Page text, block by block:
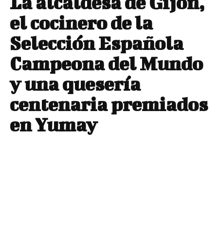
el cocinero de la
Selección Española
Campeona del Mundo
y una quesería
centenaria premiados
en Yumay